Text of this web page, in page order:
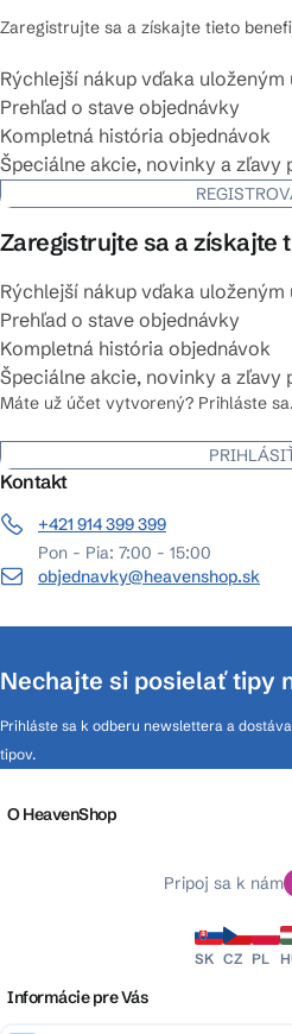
Zaregistrujte sa a získajte tieto
Rýchlejší nákup vďaka uloženým
Prehľad o stave objednávky
Kompletná história objednávok
Špeciálne akcie, novinky a zľavy
Zaregistrujte sa a získajte
Rýchlejší nákup vďaka uloženým
Prehľad o stave objednávky
Kompletná história objednávok
Špeciálne akcie, novinky a zľavy
Máte už účet vytvorený? Prihláste sa.
Kontakt
+421 914 399 399
Pon - Pia: 7:00 - 15:00
objednavky@heavenshop.sk
Nechajte si posielať tipy
Prihláste sa k odberu newslettera a
tipov.
O HeavenShop
Pripoj sa k nám
SK CZ PL
Informácie pre Vás